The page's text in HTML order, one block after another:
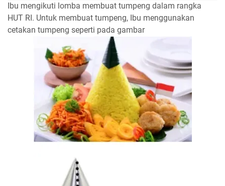
Ibu mengikuti lomba membuat tumpeng dalam rangka
HUT RI. Untuk membuat tumpeng, Ibu menggunakan
cetakan tumpeng seperti pada gambar